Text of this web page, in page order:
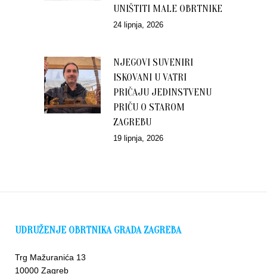
UNIŠTITI MALE OBRTNIKE
24 lipnja, 2026
NJEGOVI SUVENIRI
ISKOVANI U VATRI
PRIČAJU JEDINSTVENU
PRIČU O STAROM
ZAGREBU
19 lipnja, 2026
UDRUŽENJE OBRTNIKA GRADA ZAGREBA
Trg Mažuranića 13
10000 Zagreb